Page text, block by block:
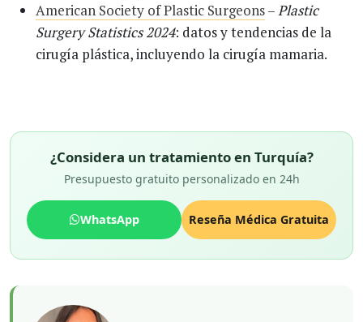
American Society of Plastic Surgeons–Plastic
Surgery Statistics 2024: datos y tendencias de la
cirugía plástica, incluyendo la cirugía mamaria.
¿Considera un tratamiento en Turquía?
Presupuesto gratuito personalizado en 24h
WhatsApp Reseña Médica Gratuita